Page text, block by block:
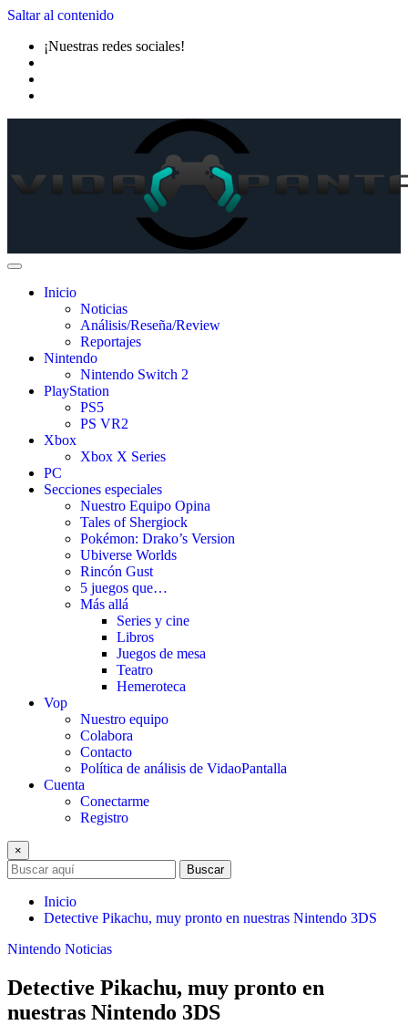
Saltar al contenido
¡Nuestras redes sociales!
Inicio
Noticias
Análisis/Reseña/Review
Reportajes
Nintendo
Nintendo Switch 2
PlayStation
PS5
PS VR2
Xbox
Xbox X Series
PC
Secciones especiales
Nuestro Equipo Opina
Tales of Shergiock
Pokémon: Drako’s Version
Ubiverse Worlds
Rincón Gust
5 juegos que…
Más allá
Series y cine
Libros
Juegos de mesa
Teatro
Hemeroteca
Vop
Nuestro equipo
Colabora
Contacto
Política de análisis de VidaoPantalla
Cuenta
Conectarme
Registro
×
Buscar
Inicio
Detective Pikachu, muy pronto en nuestras Nintendo 3DS
Nintendo Noticias
Detective Pikachu, muy pronto en
nuestras Nintendo 3DS